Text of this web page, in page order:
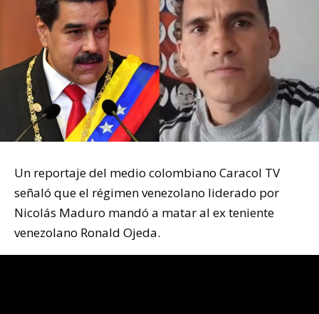
Un reportaje del medio colombiano Caracol TV
señaló que el régimen venezolano liderado por
Nicolás Maduro mandó a matar al ex teniente
venezolano Ronald Ojeda.